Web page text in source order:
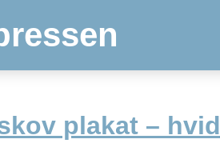
plakat – hvid